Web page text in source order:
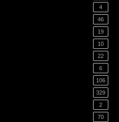
4
46
19
10
22
6
106
329
2
70